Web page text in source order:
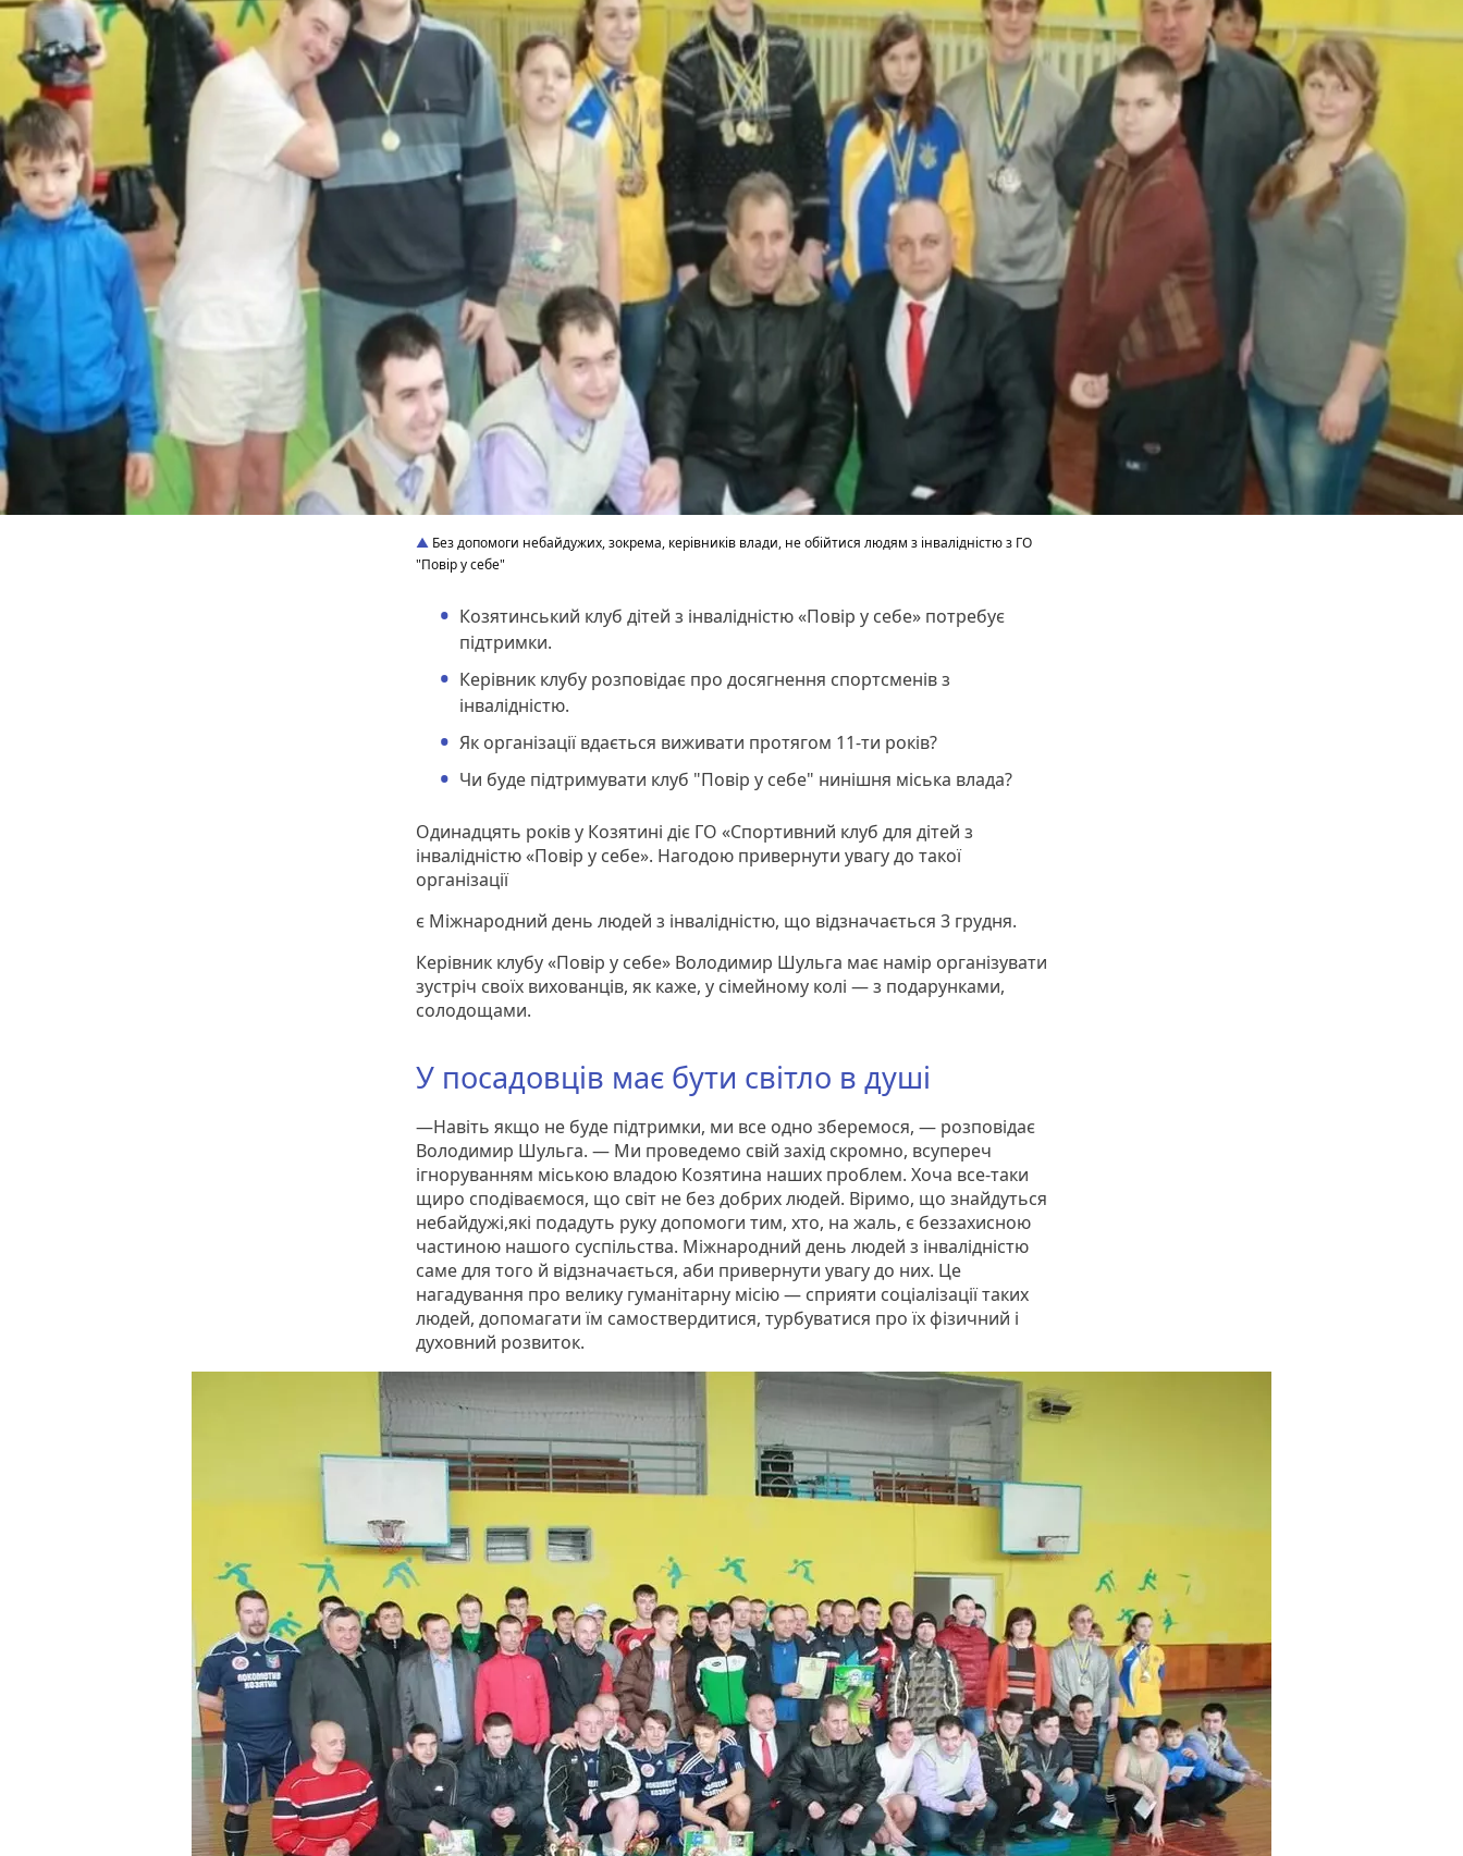
Без допомоги небайдужих, зокрема, керівників влади, не обійтися людям з інвалідністю з ГО
"Повір у себе"
Козятинський клуб дітей з інвалідністю «Повір у себе» потребує
підтримки.
Керівник клубу розповідає про досягнення спортсменів з
інвалідністю.
Як організації вдається виживати протягом 11-ти років?
Чи буде підтримувати клуб "Повір у себе" нинішня міська влада?
Одинадцять років у Козятині діє ГО «Спортивний клуб для дітей з
інвалідністю «Повір у себе». Нагодою привернути увагу до такої
організації
є Міжнародний день людей з інвалідністю, що відзначається 3 грудня.
Керівник клубу «Повір у себе» Володимир Шульга має намір організувати
зустріч своїх вихованців, як каже, у сімейному колі — з подарунками,
солодощами.
У посадовців має бути світло в душі
—Навіть якщо не буде підтримки, ми все одно зберемося, — розповідає
Володимир Шульга. — Ми проведемо свій захід скромно, всупереч
ігноруванням міською владою Козятина наших проблем. Хоча все-таки
щиро сподіваємося, що світ не без добрих людей. Віримо, що знайдуться
небайдужі,які подадуть руку допомоги тим, хто, на жаль, є беззахисною
частиною нашого суспільства. Міжнародний день людей з інвалідністю
саме для того й відзначається, аби привернути увагу до них. Це
нагадування про велику гуманітарну місію — сприяти соціалізації таких
людей, допомагати їм самоствердитися, турбуватися про їх фізичний і
духовний розвиток.